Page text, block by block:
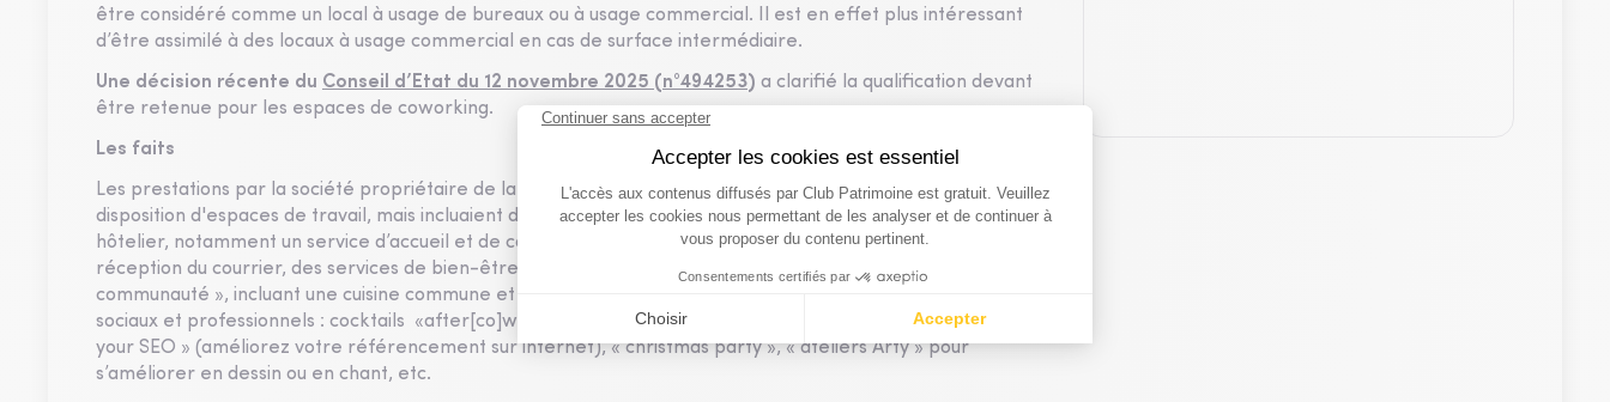
être considéré comme un local à usage de bureaux ou à usage commercial. Il est en effet plus intéressant
d’être assimilé à des locaux à usage commercial en cas de surface intermédiaire.
Une décision récente du Conseil d’Etat du 12 novembre 2025 (n°494253) a clarifié la qualification devant
être retenue pour les espaces de coworking.
Les faits
Les prestations par la société propriétaire de la surface de coworking ne se limitaient pas à la mise à
disposition d'espaces de travail, mais incluaient des prestations complémentaires : des services de type
hôtelier, notamment un service d’accueil et de conciergerie, des prestations de standard téléphonique et de
réception du courrier, des services de bien-être, incluant des cours de yoga, l’accès à un service «
communauté », incluant une cuisine commune et un réseau social interne, ainsi que l’accès à des événements
sociaux et professionnels : cocktails «after[co]work », lundi « open breakfast », mardi conseil spécial « boost
your SEO » (améliorez votre référencement sur internet), « christmas party », « ateliers Arty » pour
s’améliorer en dessin ou en chant, etc.